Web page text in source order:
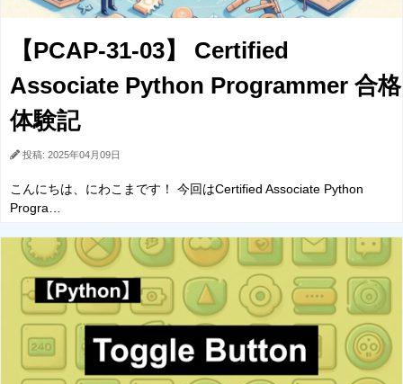
【PCAP-31-03】 Certified
Associate Python Programmer 合格
体験記
投稿: 2025年04月09日
こんにちは、にわこまです！ 今回はCertified Associate Python
Progra…